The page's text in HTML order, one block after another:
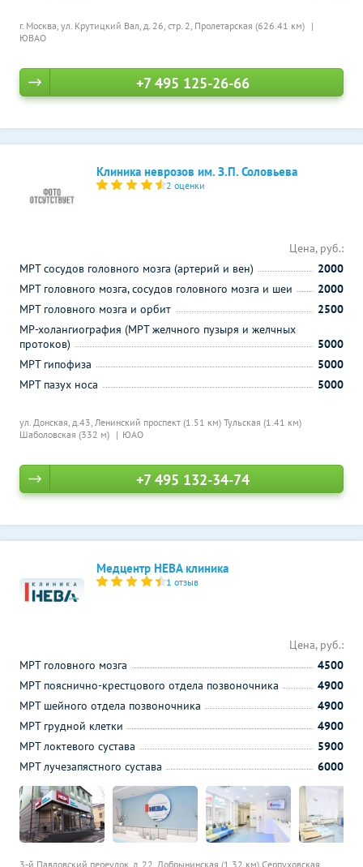
г. Москва, ул. Крутицкий Вал, д. 26, стр. 2, Пролетарская (626.41 км)
ЮВАО
+7 495 125-26-66
Клиника неврозов им. З.П. Соловьева
2 оценки
ул. Донская, д.43, Ленинский проспект (1.51 км) Тульская (1.41 км)
Шаболовская (332 м)
ЮАО
Цена, руб.:
МРТ сосудов головного мозга (артерий и вен)
2000
МРТ головного мозга, сосудов головного мозга и шеи
2000
МРТ головного мозга и орбит
2500
МР-холангиография (МРТ желчного пузыря и желчных
протоков)
5000
МРТ гипофиза
5000
МРТ пазух носа
5000
+7 495 132-34-74
Медцентр НЕВА клиника
1 отзыв
3-й Павловский переулок, д. 22, Добрынинская (1.32 км) Серпуховская
Цена, руб.:
МРТ головного мозга
4500
МРТ пояснично-крестцового отдела позвоночника
4900
МРТ шейного отдела позвоночника
4900
МРТ грудной клетки
4900
МРТ локтевого сустава
5900
МРТ лучезапястного сустава
6000